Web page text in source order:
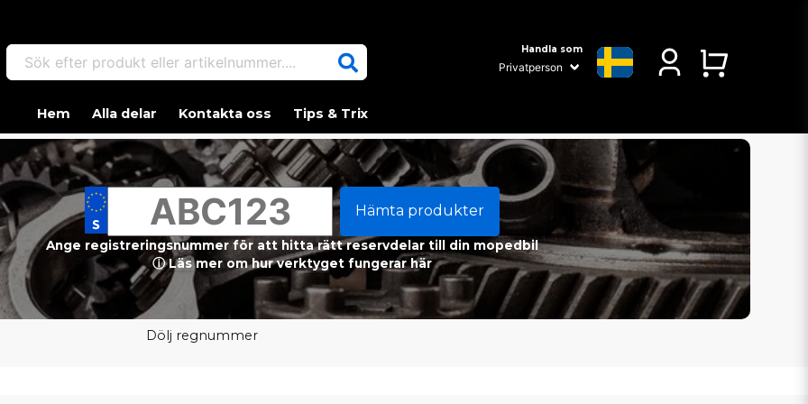
Sök efter produkt eller artikelnummer.... Handla som
Hem Alla delar Kontakta oss Tips & Trix
Hämta produkter
Ange registreringsnummer för att hitta rätt reservdelar till din mopedbil
ⓘ Läs mer om hur verktyget fungerar här
Dölj regnummer